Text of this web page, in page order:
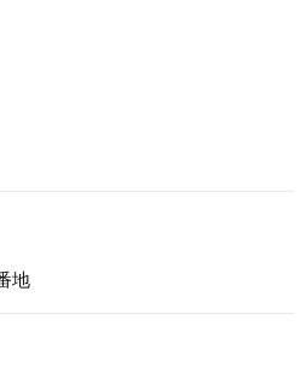
、利用その他一切の取り扱いに
かつ最新の内容に保つよう努め
ス、改ざん、漏えい、滅失及び
のコンテンツにおいてCookieを
また、お使いのブラウザ設定か
地